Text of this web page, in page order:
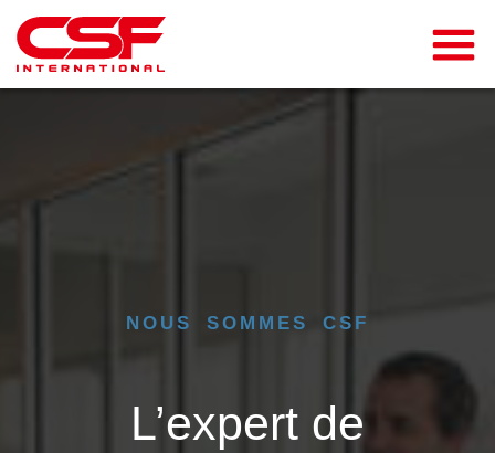
NOUS SOMMES CSF
L’expert de